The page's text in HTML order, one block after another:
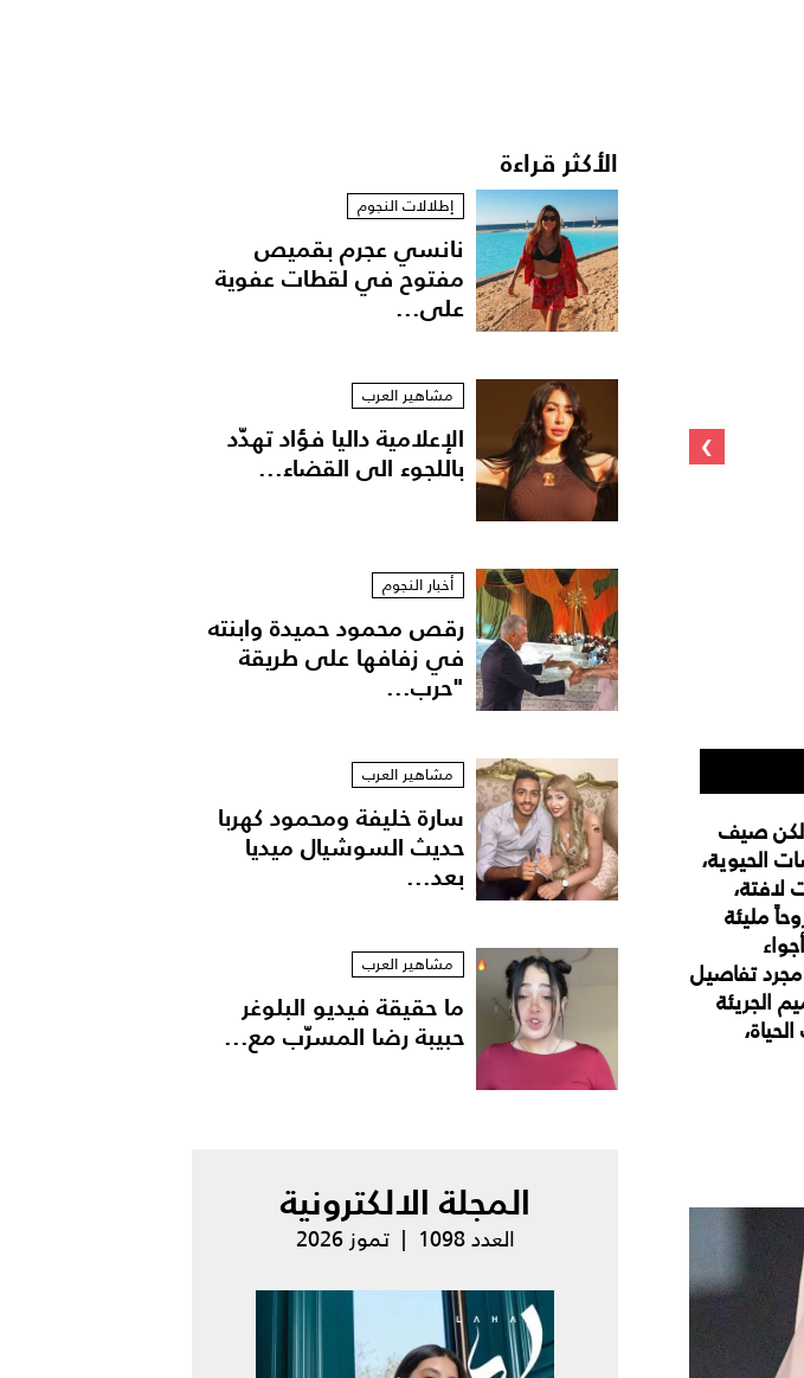
Dries Van Noten
›
لكن صيف
الحيوية،
لافتة،
مليئة
تفاصيل
الجريئة
الأكثر قراءة
إطلالات النجوم
نانسي عجرم بقميص
مفتوح في لقطات عفوية
على...
مشاهير العرب
الإعلامية داليا فؤاد تهدّد
باللجوء الى القضاء...
أخبار النجوم
رقص محمود حميدة وابنته
في زفافها على طريقة
"حرب...
مشاهير العرب
سارة خليفة ومحمود كهربا
حديث السوشيال ميديا
بعد...
مشاهير العرب
ما حقيقة فيديو البلوغر
حبيبة رضا المسرّب مع...
المجلة الالكترونية
العدد 1098 | تموز 2026